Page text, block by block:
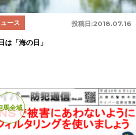
投稿日:2018.07.16
ース
は「海の日」
馬全域